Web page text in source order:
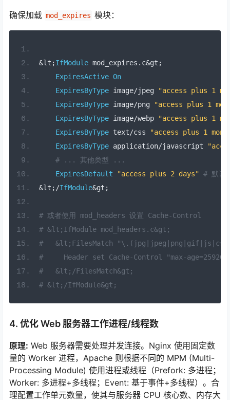
确保加载 mod_expires 模块：
&lt ;IfModule mod_expires . c&gt ;
ExpiresActive On
ExpiresByType image/jpeg
"access plus 1
ExpiresByType image/png
"access plus 1
ExpiresByType image/webp
"access plus 1
ExpiresByType text/css
"access plus 1
ExpiresByType application/javascript
# ... 其他类型 ...
ExpiresDefault
"access plus 2 days" # 默认
&lt ;/IfModule&gt ;
# 或者使用 mod_headers 设置 Cache-Control
# &lt;IfModule mod_headers.c&gt;
#   &lt;FilesMatch
#     Header set Cache-Control "max-
#   &lt;/FilesMatch&gt;
# &lt;/IfModule&gt;
4. 优化 Web 服务器工作进程/线程数
原理: Web 服务器需要处理并发连接。Nginx 使用固定数
量的 Worker 进程，Apache 则根据不同的 MPM (Multi-
Processing Module) 使用进程或线程（Prefork: 多进程；
Worker: 多进程+多线程；Event: 基于事件+多线程）。合
理配置工作单元数量，使其与服务器 CPU 核心数、内存大